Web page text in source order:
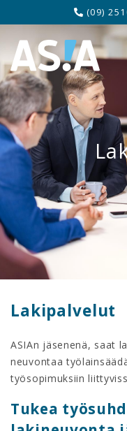
(09)
Lakipalvelut
ASIAn jäsenenä, saat
neuvontaa
työsopimuksiin
Tukea